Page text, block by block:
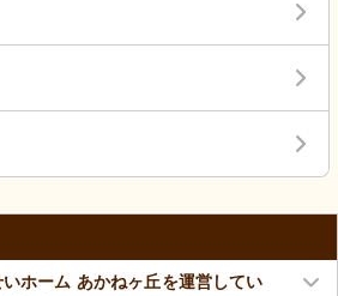
いホーム あかねヶ丘を運営してい